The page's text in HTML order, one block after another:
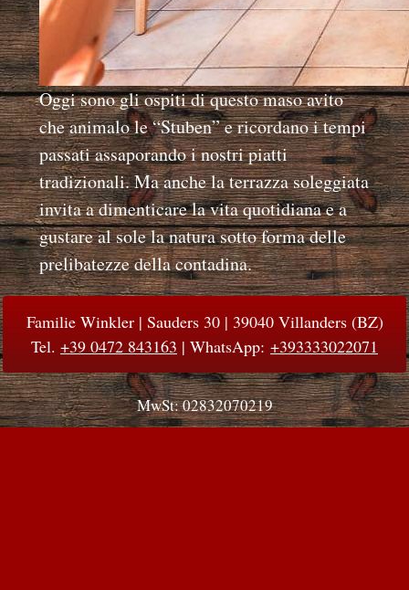
Oggi sono gli ospiti di questo maso avito
che animalo le “Stuben” e ricordano i tempi
passati assaporando i nostri piatti
tradizionali. Ma anche la terrazza soleggiata
invita a dimenticare la vita quotidiana e a
gustare al sole la natura sotto forma delle
prelibatezze della contadina.
Familie Winkler | Sauders 30 | 39040 Villanders (BZ)
Tel. +39 0472 843163 | WhatsApp: +393333022071
MwSt: 02832070219